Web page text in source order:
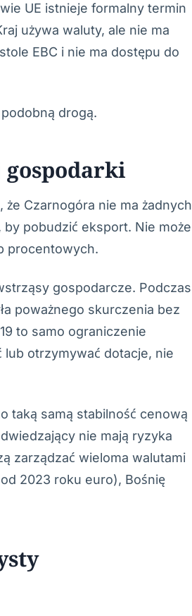
UE istnieje formalny termin
używa waluty, ale nie ma
EBC i nie ma dostępu do
drogą.
gospodarki
Czarnogóra nie ma żadnych
pobudzić eksport. Nie może
procentowych.
gospodarcze. Podczas
poważnego skurczenia bez
to samo ograniczenie
lub otrzymywać dotacje, nie
taką samą stabilność cenową
nie mają ryzyka
zarządzać wieloma walutami
2023 roku euro), Bośnię